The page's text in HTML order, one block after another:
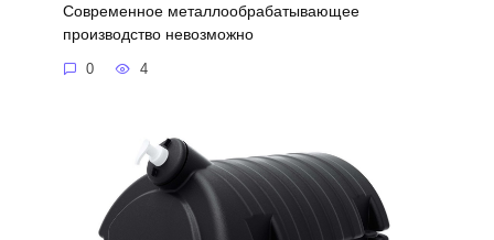
Современное металлообрабатывающее
производство невозможно
0 4